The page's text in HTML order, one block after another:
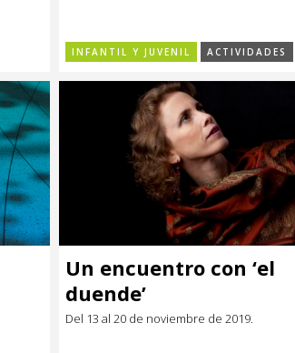
INFANTIL Y JUVENIL ACTIVIDADES
Un encuentro con ‘el
duende’
Del 13 al 20 de noviembre de 2019.